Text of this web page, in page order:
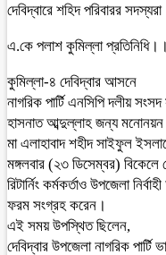
দেবিদ্বারে শহিদ পরিবারর সদস্যরা
এ.কে পলাশ কুমিল্লা প্রতিনিধি।।
কুমিল্লা-৪ দেবিদ্বার আসনে
নাগরিক পার্টি এনসিপি দলীয়
হাসনাত আব্দুল্লাহ জন্য মনোনয়ন
মা এলাহাবাদ শহীদ সাইফুল
মঙ্গলবার (২৩ ডিসেম্বর) বিকেলে
রিটার্নিং কর্মকর্তাও উপজেলা
ফরম সংগ্রহ করেন।
এই সময় উপস্থিত ছিলেন,
দেবিদ্বার উপজেলা নাগরিক